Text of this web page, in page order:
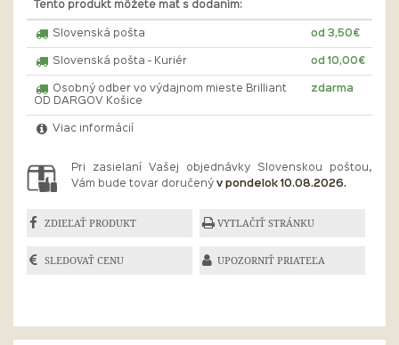
Tento produkt môžete mať s dodaním:
Slovenská pošta od 3,50€
Slovenská pošta - Kuriér od 10,00€
Osobný odber vo výdajnom mieste Brilliant
OD DARGOV Košice
zdarma
Viac informácií
Pri zasielaní Vašej objednávky Slovenskou poštou,
Vám bude tovar doručený v pondelok 10.08.2026.
ZDIEĽAŤ PRODUKT VYTLAČIŤ STRÁNKU
SLEDOVAŤ CENU UPOZORNIŤ PRIATEĽA